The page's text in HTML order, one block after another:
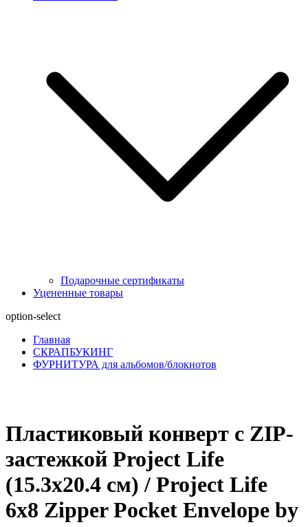
Подарочные сертификаты
Уцененные товары
option-select
Главная
СКРАПБУКИНГ
ФУРНИТУРА для альбомов/блокнотов
Пластиковый конверт с ZIP-
застежкой Project Life
(15.3х20.4 см) / Project Life
6x8 Zipper Pocket Envelope by